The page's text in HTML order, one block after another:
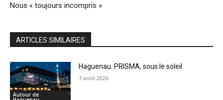
Nous « toujours incompris »
ARTICLES SIMILAIRES
Autour de
Haguenau. PRISMA, sous le soleil
7 août 2026